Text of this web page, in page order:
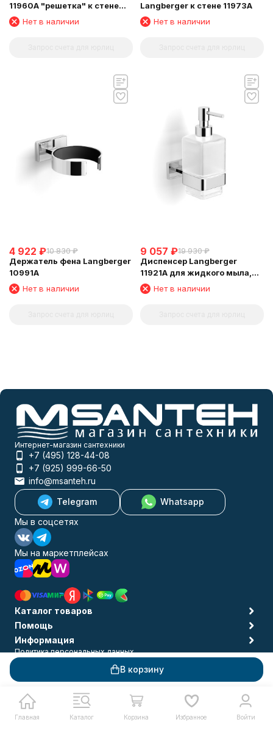
В корзину
11960A "решетка" к стене
хромированная
Нет в наличии
Langberger к стене 11973A
Нет в наличии
4 922 ₽10 830 ₽
Держатель фена Langberger
10991A
Нет в наличии
9 057 ₽19 930 ₽
Диспенсер Langberger
11921A для жидкого мыла,
стеклянный, к стене,
квадратный
Нет в наличии
Главная Каталог Корзина Избранное Войти
Интернет-магазин сантехники
+7 (495) 128-44-08
+7 (925) 999-66-50
info@msanteh.ru
Telegram
Whatsapp
Мы в соцсетях
Мы на маркетплейсах
Каталог товаров
Помощь
Информация
Политика персональных данных
© 2009-2026 MSANTEH